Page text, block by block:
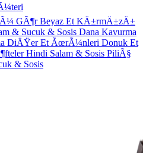
GÃ¶rBeyaz Et KÄ±rmÄ±zÄ±
& Sucuk & Sosis Dana Kavurma
DiÄŸer Et ÃœrÃ¼nleri Donuk Et
Hindi Salam & Sosis PiliÃ§
& Sosis